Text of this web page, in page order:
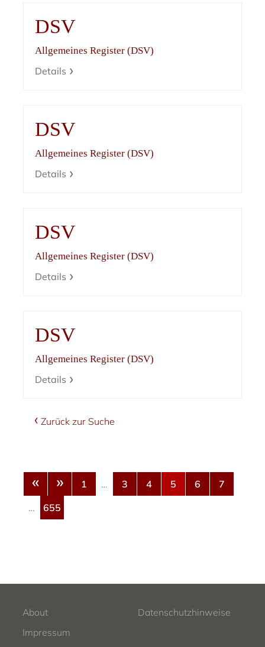
DSV
Allgemeines Register (DSV)
Details
DSV
Allgemeines Register (DSV)
Details
DSV
Allgemeines Register (DSV)
Details
DSV
Allgemeines Register (DSV)
Details
Zurück zur Suche
« » 1 … 3 4 5 6
7
…
655
About
Datenschutzhinweise
Impressum